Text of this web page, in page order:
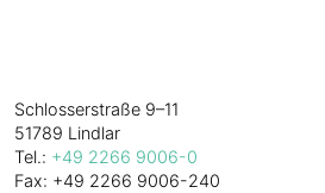
Schlosserstraße 9–11
51789 Lindlar
Tel.: +49 2266 9006-0
Fax: +49 2266 9006-240